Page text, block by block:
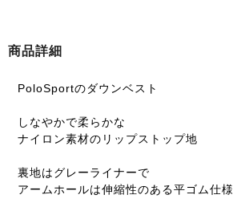
商品詳細
PoloSportのダウンベスト
しなやかで柔らかな
ナイロン素材のリップストップ地
裏地はグレーライナーで
アームホールは伸縮性のある平ゴム仕様